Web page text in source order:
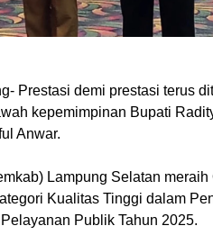
- Prestasi demi prestasi terus
kepemimpinan Bupati
Anwar.
Lampung Selatan meraih
Kualitas Tinggi dalam
Publik Tahun 2025.